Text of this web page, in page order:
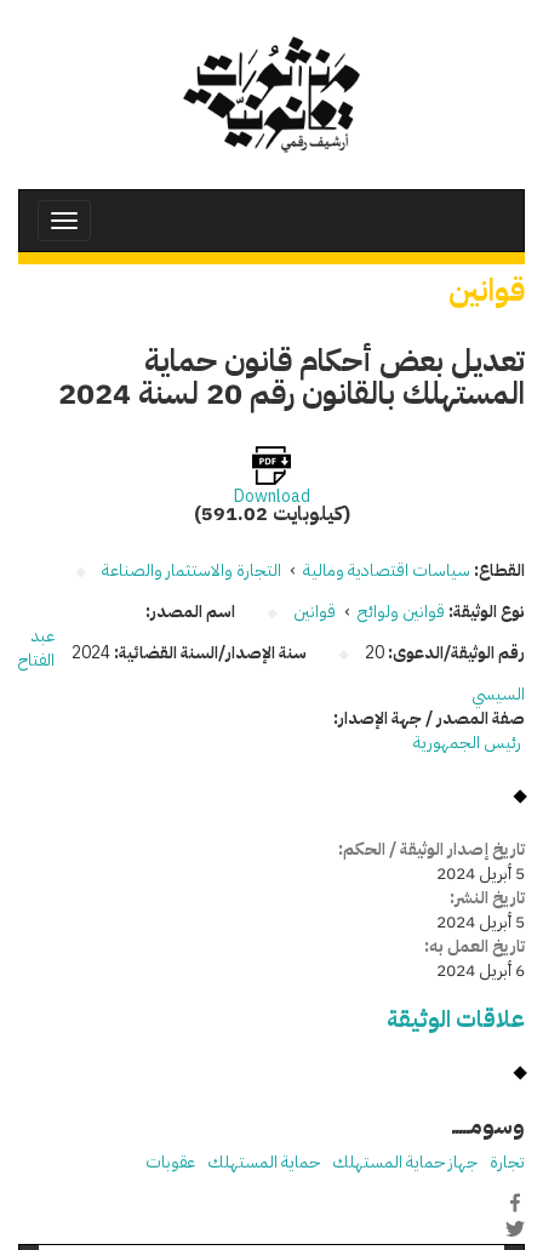
Toggle
قوانين
تعديل بعض أحكام قانون حماية
المستهلك بالقانون رقم 20 لسنة 2024
Download
(591.02 كيلوبايت)
القطاع: سياسات اقتصادية ومالية › التجارة والاستثمار والصناعة
نوع الوثيقة: قوانين ولوائح › قوانين
رقم الوثيقة/الدعوى:20 سنة الإصدار/السنة القضائية:2024
اسم المصدر:
عبد
الفتاح
السيسي
صفة المصدر / جهة الإصدار:
رئيس الجمهورية
تاريخ إصدار الوثيقة / الحكم:
5 أبريل 2024
تاريخ النشر:
5 أبريل 2024
تاريخ العمل به:
6 أبريل 2024
علاقات الوثيقة
وسومـــــ
تجارة جهاز حماية المستهلك حماية المستهلك عقوبات